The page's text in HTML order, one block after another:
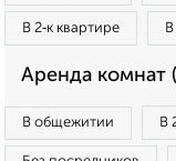
В 2‑к квартире
Аренда комнат
В общежитии В